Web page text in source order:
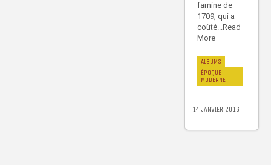
famine de
1709, qui a
coûté...Read
More
ALBUMS
ÉPOQUE
MODERNE
14 JANVIER 2016